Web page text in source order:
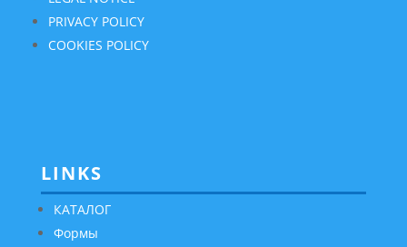
PRIVACY POLICY
COOKIES POLICY
LINKS
КАТАЛОГ
Формы